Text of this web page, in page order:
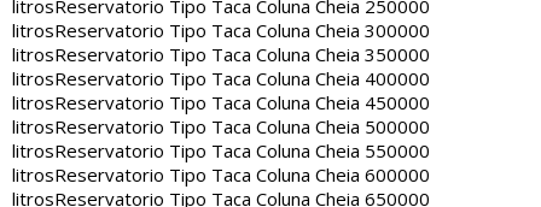
litrosReservatorio Tipo Taca Coluna Cheia 250000
litrosReservatorio Tipo Taca Coluna Cheia 300000
litrosReservatorio Tipo Taca Coluna Cheia 350000
litrosReservatorio Tipo Taca Coluna Cheia 400000
litrosReservatorio Tipo Taca Coluna Cheia 450000
litrosReservatorio Tipo Taca Coluna Cheia 500000
litrosReservatorio Tipo Taca Coluna Cheia 550000
litrosReservatorio Tipo Taca Coluna Cheia 600000
litrosReservatorio Tipo Taca Coluna Cheia 650000